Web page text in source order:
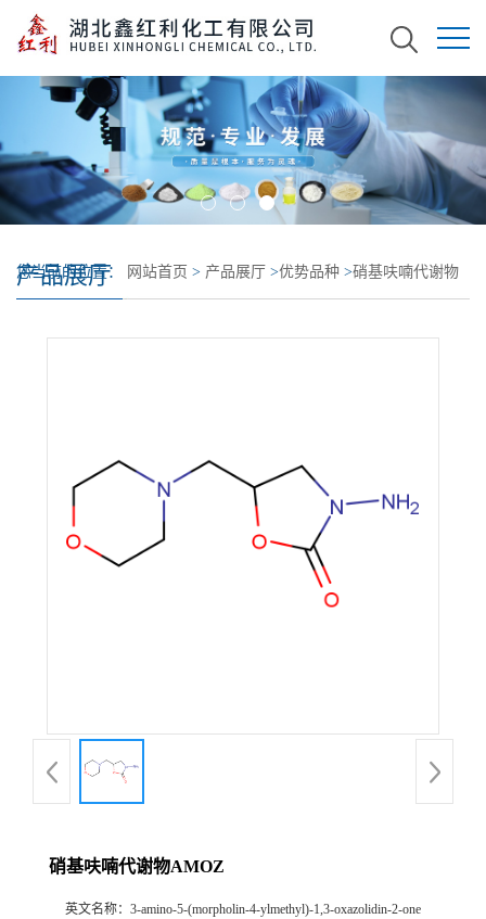
产品展厅
您当前的位置： 网站首页 > 产品展厅 >优势品种 >硝基呋喃代谢物
硝基呋喃代谢物AMOZ
英文名称： 3-amino-5-(morpholin-4-ylmethyl)-1,3-oxazolidin-2-one